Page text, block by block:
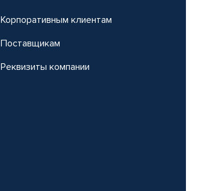
Корпоративным клиентам
Поставщикам
Реквизиты компании